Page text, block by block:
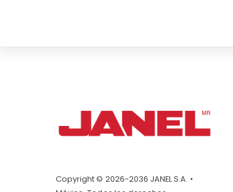
Copyright © 2026-2036 JANEL S.A. •